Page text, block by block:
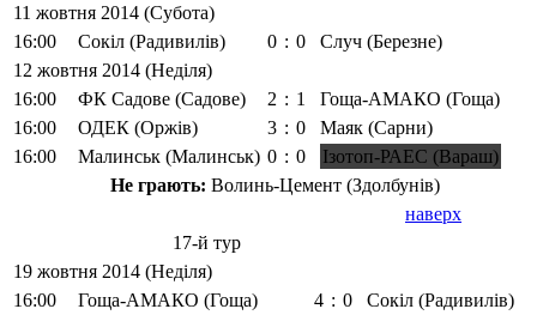
11 жовтня 2014 (Субота)
16:00
Сокіл (Радивилів) 0 : 0
Случ (Березне)
12 жовтня 2014 (Неділя)
16:00
ФК Садове (Садове) 2 : 1
Гоща-АМАКО (Гоща)
16:00
ОДЕК (Оржів) 3 : 0
Маяк (Сарни)
16:00
Малинськ (Малинськ) 0 : 0
Ізотоп-РАЕС (Вараш)
Не грають: Волинь-Цемент (Здолбунів)
наверх
17-й тур
19 жовтня 2014 (Неділя)
16:00
Гоща-АМАКО (Гоща) 4 : 0
Сокіл (Радивилів)